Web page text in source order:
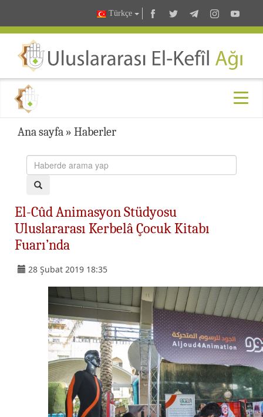
Türkçe
Ana sayfa » Haberler
El-Cûd Animasyon Stüdyosu
Uluslararası Kerbelâ Çocuk Kitabı
Fuarı’nda
28 Şubat 2019 18:35